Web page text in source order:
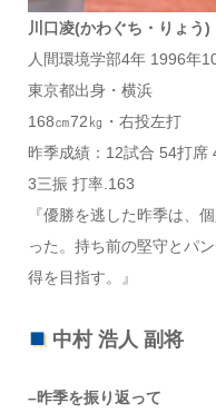
川口凌(かわぐち・りょう)
人間環境学部4年 1996年
東京都出身・横浜
168㎝72㎏・右投左打
昨季成績：12試合 54打席
3三振 打率.163
『優勝を逃した昨季は、
った。持ち前の堅守とパ
得を目指す。』
中村 浩人 副将
–昨季を振り返って